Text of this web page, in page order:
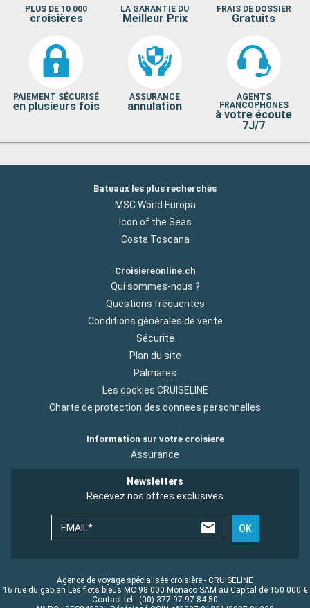
PLUS DE 10 000
croisières
LA GARANTIE DU
Meilleur Prix
FRAIS DE DOSSIER
Gratuits
PAIEMENT SÉCURISÉ
en plusieurs fois
ASSURANCE
annulation
AGENTS
FRANCOPHONES
à votre écoute
7J/7
Bateaux les plus recherchés
MSC World Europa
Icon of the Seas
Costa Toscana
Croisiereonline.ch
Qui sommes-nous ?
Questions fréquentes
Conditions générales de vente
Sécurité
Plan du site
Palmares
Les cookies CRUISELINE
Charte de protection des donnees personnelles
Information sur votre croisiere
Assurance
Newsletters
Recevez nos offres exclusives
EMAIL* OK
Agence de voyage spécialisée croisière - CRUISELINE
16 rue du gabian Les flots bleus MC 98 000 Monaco SAM au Capital de 150 000 €
Contact tel : (00) 377 97 97 84 50